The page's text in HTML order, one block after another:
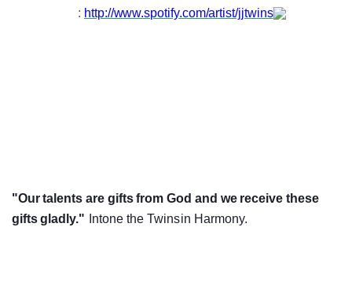
: http://www.spotify.com/artist/jjtwins
"Our talents are gifts from God and we receive these
gifts gladly." Intone the Twinsin Harmony.